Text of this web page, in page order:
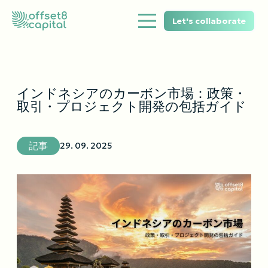
Let's collaborate
インドネシアのカーボン市場：政策・
取引・プロジェクト開発の包括ガイド
記事 29. 09. 2025